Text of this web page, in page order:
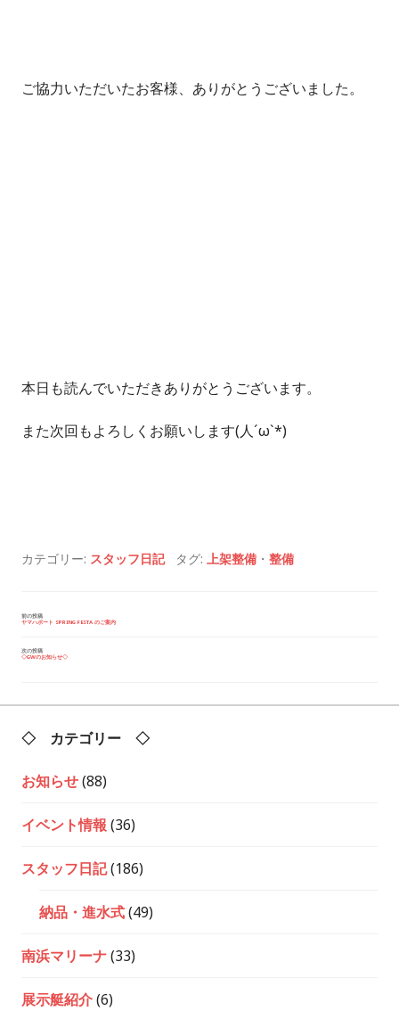
ご協力いただいたお客様、ありがとうございました。
本日も読んでいただきありがとうございます。
また次回もよろしくお願いします(人´ω`*)
カテゴリー: スタッフ日記 タグ: 上架整備 ・ 整備
投
ビ
前の投稿
ヤマハボート SPRING FESTA のご案内
次の投稿
◇GWのお知らせ◇
◇ カテゴリー ◇
お知らせ(88)
イベント情報 (36)
スタッフ日記(186)
納品・進水式(49)
南浜マリーナ(33)
展示艇紹介(6)